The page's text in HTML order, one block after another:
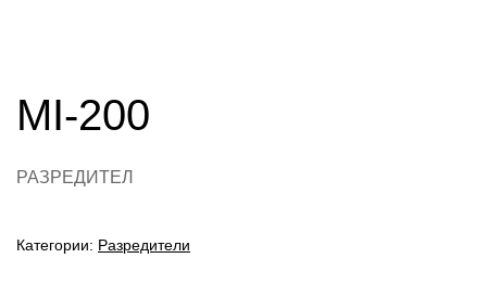
MI-200
РАЗРЕДИТЕЛ
Категории: Разредители